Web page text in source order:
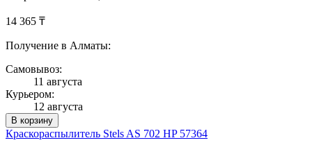
14 365 ₸
Получение в Алматы:
Самовывоз:
11 августа
Курьером:
12 августа
В корзину
Краскораспылитель Stels AS 702 НP 57364